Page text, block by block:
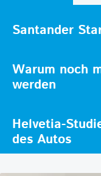
Santander
Warum noch
werden
Helvetia-
des Autos